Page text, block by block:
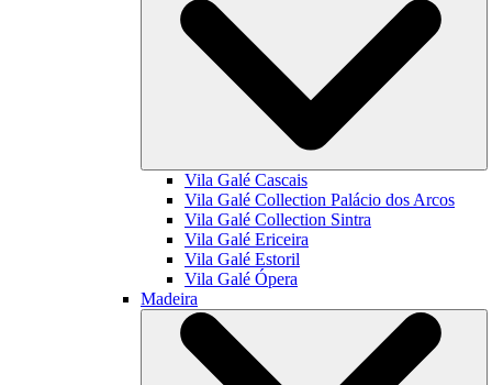
Vila Galé Cascais
Vila Galé Collection Palácio dos Arcos
Vila Galé Collection Sintra
Vila Galé Ericeira
Vila Galé Estoril
Vila Galé Ópera
Madeira